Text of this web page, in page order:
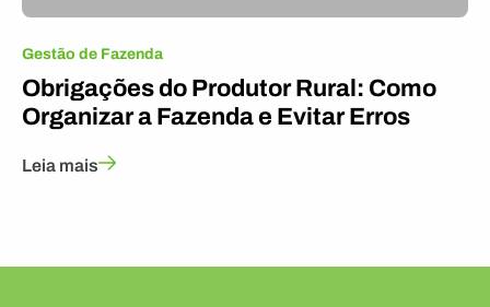
Gestão de Fazenda
Obrigações do Produtor Rural: Como
Organizar a Fazenda e Evitar Erros
Leia mais